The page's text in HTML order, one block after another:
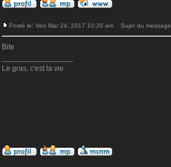
Posté le: Ven Mar 24, 2017 10:20 am Sujet du
Bite
Le gras, c'est la vie